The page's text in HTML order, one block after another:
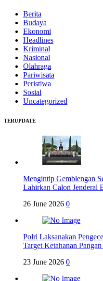
Berita
Budaya
Ekonomi
Headlines
Kriminal
Nasional
Olahraga
Pariwisata
Peristiwa
Sosial
Uncategorized
TERUPDATE
Mengintip Gemblengan
Lahirkan Calon Jenderal
26 June 2026 0
Polri Laksanakan
Target Ketahanan
23 June 2026 0